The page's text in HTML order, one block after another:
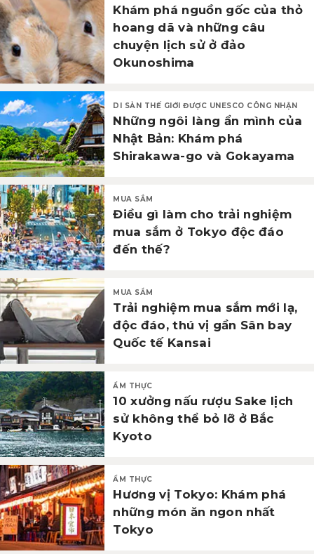
Khám phá nguồn gốc của thỏ
hoang dã và những câu
chuyện lịch sử ở đảo
Okunoshima
DI SẢN THẾ GIỚI ĐƯỢC UNESCO CÔNG NHẬN
Những ngôi làng ẩn mình của
Nhật Bản: Khám phá
Shirakawa-go và Gokayama
MUA SẮM
Điều gì làm cho trải nghiệm
mua sắm ở Tokyo độc đáo
đến thế?
MUA SẮM
Trải nghiệm mua sắm mới lạ,
độc đáo, thú vị gần Sân bay
Quốc tế Kansai
ẨM THỰC
10 xưởng nấu rượu Sake lịch
sử không thể bỏ lỡ ở Bắc
Kyoto
ẨM THỰC
Hương vị Tokyo: Khám phá
những món ăn ngon nhất
Tokyo